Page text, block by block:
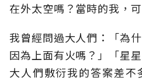
在外太空嗎？當時的我，
我曾經問過大人們：「為
因為上面有火嗎？」「星
大人們敷衍我的答案差不